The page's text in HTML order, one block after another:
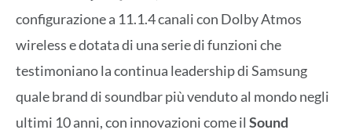
configurazione a 11.1.4 canali con Dolby Atmos
wireless e dotata di una serie di funzioni che
testimoniano la continua leadership di Samsung
quale brand di soundbar più venduto al mondo negli
ultimi 10 anni, con innovazioni come il Sound